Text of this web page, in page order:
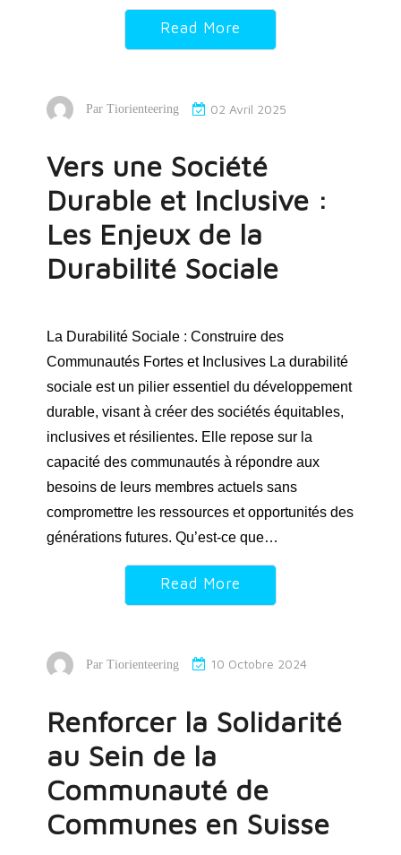
Read More
Par Tiorienteering 02 Avril 2025
Vers une Société
Durable et Inclusive :
Les Enjeux de la
Durabilité Sociale
La Durabilité Sociale : Construire des
Communautés Fortes et Inclusives La durabilité
sociale est un pilier essentiel du développement
durable, visant à créer des sociétés équitables,
inclusives et résilientes. Elle repose sur la
capacité des communautés à répondre aux
besoins de leurs membres actuels sans
compromettre les ressources et opportunités des
générations futures. Qu’est-ce que…
Read More
Par Tiorienteering 10 Octobre 2024
Renforcer la Solidarité
au Sein de la
Communauté de
Communes en Suisse